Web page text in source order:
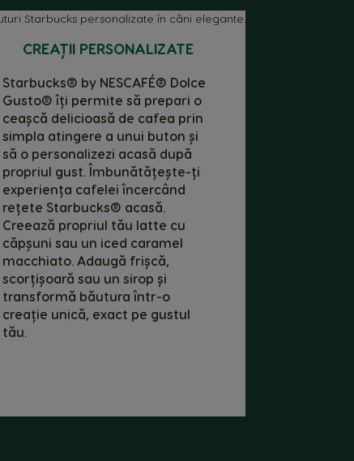
CREAȚII PERSONALIZATE
Starbucks® by NESCAFÉ® Dolce
Gusto® îți permite să prepari o
ceașcă delicioasă de cafea prin
simpla atingere a unui buton și
să o personalizezi acasă după
propriul gust. Îmbunătățește-ți
experiența cafelei încercând
rețete Starbucks® acasă.
Creează propriul tău latte cu
căpșuni sau un iced caramel
macchiato. Adaugă frișcă,
scorțișoară sau un sirop și
transformă băutura într-o
creație unică, exact pe gustul
tău.